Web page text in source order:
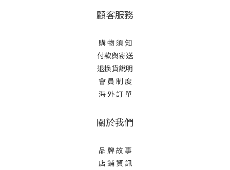
顧客服務
購 物 須 知
付款與寄送
退換貨說明
會 員 制 度
海 外 訂 單
關於我們
品 牌 故 事
店 鋪 資 訊